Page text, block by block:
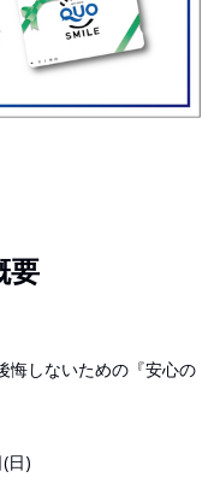
要
悔しないための『安心の
日)